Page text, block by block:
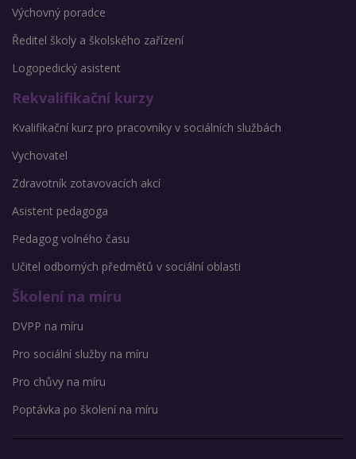
Výchovný poradce
Ředitel školy a školského zařízení
Logopedický asistent
Rekvalifikační kurzy
Kvalifikační kurz pro pracovníky v sociálních službách
Vychovatel
Zdravotník zotavovacích akcí
Asistent pedagoga
Pedagog volného času
Učitel odborných předmětů v sociální oblasti
Školení na míru
DVPP na míru
Pro sociální služby na míru
Pro chůvy na míru
Poptávka po školení na míru